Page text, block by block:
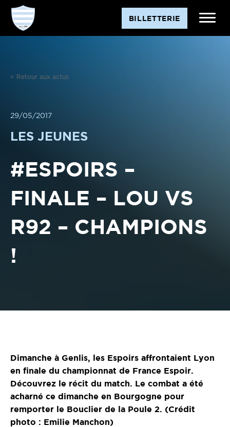
Aller
contenu
BILLETTERIE
< Retour aux actus
29/05/2017
LES JEUNES
#ESPOIRS –
FINALE – LOU VS
R92 – CHAMPIONS
!
Dimanche à Genlis, les Espoirs affrontaient Lyon
en finale du championnat de France Espoir.
Découvrez le récit du match. Le combat a été
acharné ce dimanche en Bourgogne pour
remporter le Bouclier de la Poule 2. (Crédit
photo : Emilie Manchon)